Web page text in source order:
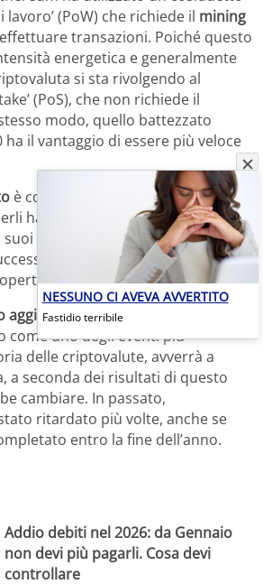
lavoro’ (PoW) che richiede il mining
transazioni. Poiché questo
energetica e generalmente
si sta rivolgendo al
(PoS), che non richiede il
modo, quello battezzato
ha il vantaggio di essere più veloce
è consistito in un test in cui lo
ha simulato il processo della
suoi sviluppatori, la cosiddetta
anche se non escludono che
in seguito.
aggiornamento della mainnet di
come uno degli eventi più
delle criptovalute, avverrà a
a seconda dei risultati di questo
cambiare. In passato,
ritardato più volte, anche se
entro la fine dell’anno.
Addio debiti nel 2026: da Gennaio
non devi più pagarli. Cosa devi
controllare
NESSUNO CI AVEVA AVVERTITO
Fastidio terribile